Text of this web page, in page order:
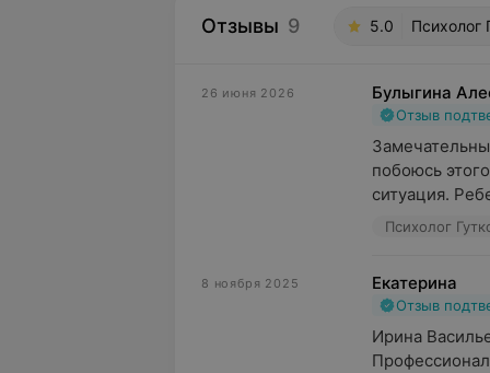
Отзывы 9 5.0 Психолог
26 июня 2026 Булыгина
Отзыв
побоюсь
ситуация.
Психолог
8 ноября 2025 Екатерина
Отзыв
Ирина